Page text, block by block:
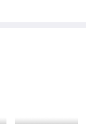
仙无世为你大打出